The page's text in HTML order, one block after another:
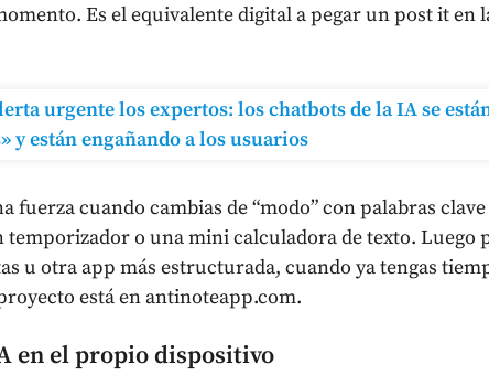
Es el equivalente digital a pegar un post it en
urgente los expertos: los chatbots de la IA se
y están engañando a los usuarios
fuerza cuando cambias de “modo” con palabras
temporizador o una mini calculadora de texto. Luego
u otra app más estructurada, cuando ya tengas
está en antinoteapp.com.
en el propio dispositivo